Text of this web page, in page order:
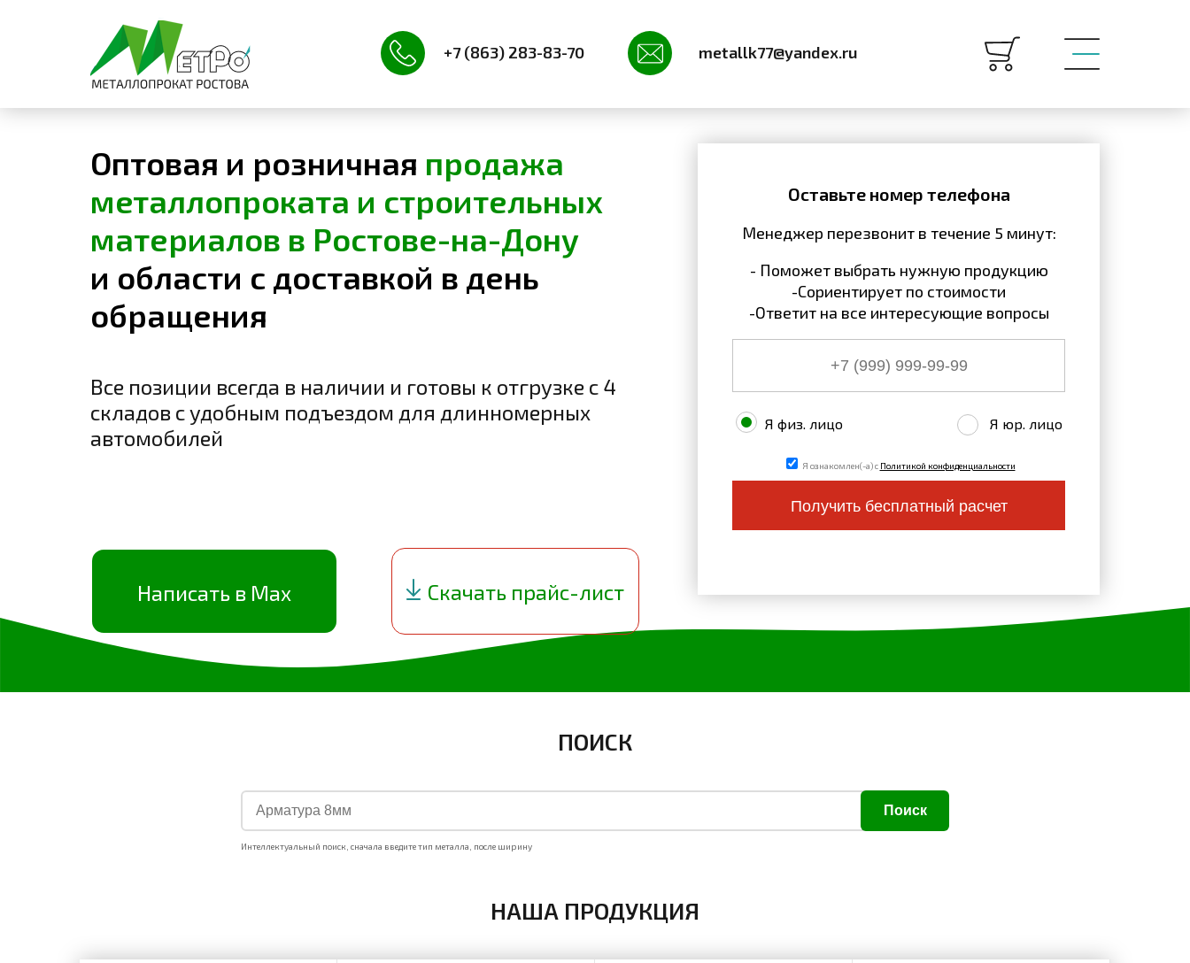
+7 (863) 283-83-70 metallk77@yandex.ru
Оптовая и розничная продажа
металлопроката и строительных
материалов в Ростове-на-Дону
и области с доставкой в день
обращения
Все позиции всегда в наличии и готовы к отгрузке с 4
складов с удобным подъездом для длинномерных
автомобилей
Написать в Max Скачатьпрайс-лист
Оставьте номер телефона
Менеджер перезвонит в течение 5 минут:
- Поможет выбрать нужную продукцию
-Сориентирует по стоимости
-Ответит на все интересующие вопросы
Я физ. лицо Я юр. лицо
Я ознакомлен(-а) с Политикой конфиденциальности
Получить бесплатный расчет
ПОИСК
Поиск
Интеллектуальный поиск, сначала введите тип металла, после ширину
НАША ПРОДУКЦИЯ